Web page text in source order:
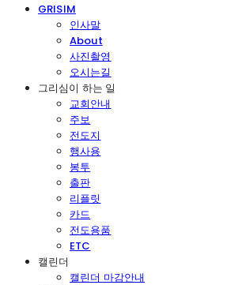
GRISIM
인사말
About
사진촬영
오시는길
그리심이 하는 일
교회안내
주보
전도지
행사용
봉투
출판
리플릿
카드
전도용품
ETC
캘린더
캘린더 마감안내